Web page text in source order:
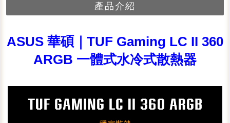
產品介紹
ASUS 華碩｜TUF Gaming LC II 360
ARGB 一體式水冷式散熱器